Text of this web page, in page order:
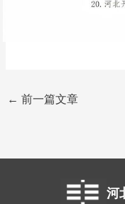
← 前一篇文章
河